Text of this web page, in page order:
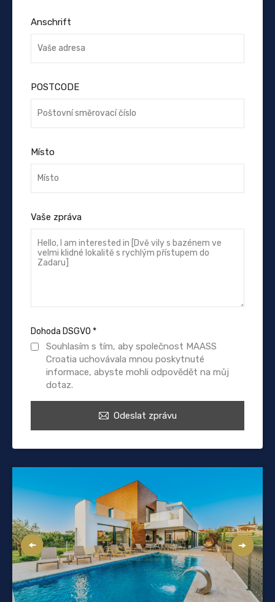
Anschrift
POSTCODE
Místo
Vaše zpráva
Dohoda DSGVO *
Souhlasím s tím, aby společnost MAASS
Croatia uchovávala mnou poskytnuté
informace, abyste mohli odpovědět na můj
dotaz.
Odeslat zprávu